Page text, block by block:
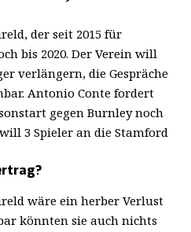
der seit 2015 für
bis 2020. Der Verein will
verlängern, die Gespräche
Antonio Conte fordert
gegen Burnley noch
3 Spieler an die Stamford
wäre ein herber Verlust
könnten sie auch nichts